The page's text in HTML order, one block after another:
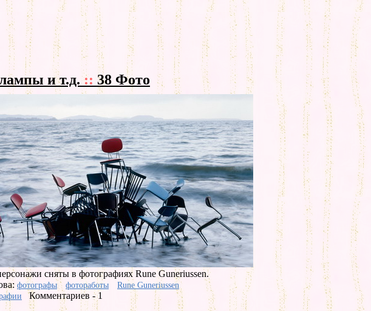
и т.д.:: 38 Фото
сняты в фотографиях Rune Guneriussen.
фотографы фотоработы
Rune Guneriussen
Комментариев - 1